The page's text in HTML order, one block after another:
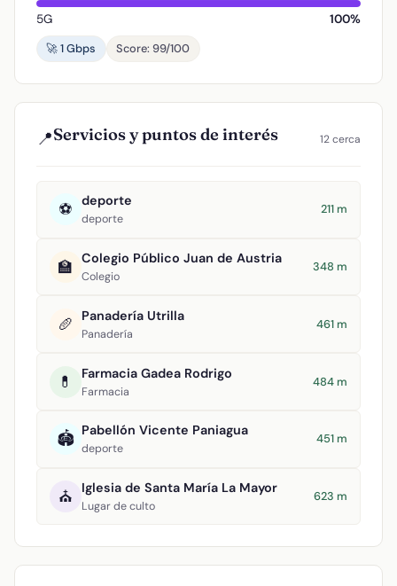
5G
100%
🚀 1 Gbps
Score: 99/100
📍Servicios y puntos de interés 12 cerca
⚽ deporte
deporte
211 m
🏫 Colegio Público Juan de Austria
Colegio
348 m
🥖 Panadería Utrilla
Panadería
461 m
💊 Farmacia Gadea Rodrigo
Farmacia
484 m
🏟️ Pabellón Vicente Paniagua
deporte
451 m
⛪ Iglesia de Santa María La Mayor
Lugar de culto
623 m